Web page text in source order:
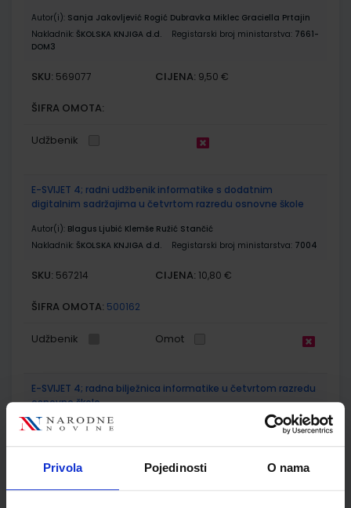
Privola Pojedinosti O nama
Autor(i): Sanja Jakovljević Rogić Dubravka Miklec Graciella Prtajin
Nakladnik: ŠKOLSKA KNJIGA d.d. Registarski broj ministarstva: 7661-
DOM3
SKU: 569077 CIJENA: 9,50 €
ŠIFRA OMOTA:
Udžbenik
E-SVIJET 4; radni udžbenik informatike s dodatnim
digitalnim sadržajima u četvrtom razredu osnovne škole
Autor(i): Blagus Ljubić Klemše Ružić Stančić
Nakladnik: ŠKOLSKA KNJIGA d.d. Registarski broj ministarstva: 7004
SKU: 567214 CIJENA: 10,80 €
ŠIFRA OMOTA: 500162
Udžbenik Omot
E-SVIJET 4; radna bilježnica informatike u četvrtom razredu
osnovne škole
Autor(i): Blagus Ljubić Klemše Ružić Stančić
Nakladnik:ŠKOLSKA KNJIGA d.d.
Registarski broj ministarstva:
SKU:567215